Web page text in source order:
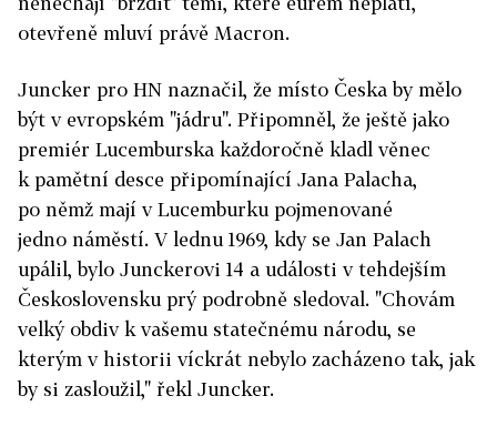
otevřeně mluví právě Macron.
Juncker pro HN naznačil, že místo Česka by mělo
být v evropském "jádru". Připomněl, že ještě jako
premiér Lucemburska každoročně kladl věnec
k pamětní desce připomínající Jana Palacha,
po němž mají v Lucemburku pojmenované
jedno náměstí. V lednu 1969, kdy se Jan Palach
upálil, bylo Junckerovi 14 a události v tehdejším
Československu prý podrobně sledoval. "Chovám
velký obdiv k vašemu statečnému národu, se
kterým v historii víckrát nebylo zacházeno tak, jak
by si zasloužil," řekl Juncker.